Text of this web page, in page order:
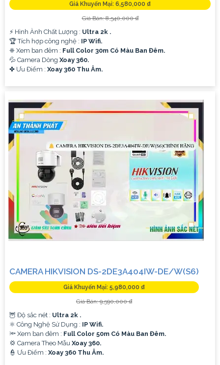
Giá Khuyến Mại: 6,580,000 ₫
Giá Bán: 8,540,000 ₫
️⚡ Hình Ành Chất Lượng : Ultra 2k .
🏆 Tích hợp công nghệ : IP Wifi.
❈ Xem ban đêm : Full Color 30m Có Màu Ban Đêm.
💦 Camera Dòng Xoay 360.
️✤ Ưu Điểm : Xoay 360 Thu Âm.
CAMERA HIKVISION DS-2DE3A404IW-DE/W(S6)
Giá Khuyến Mại: 5,980,000 ₫
Giá Bán: 9,590,000 ₫
🦉 Độ sắc nét : Ultra 2k .
⚛️ Công Nghệ Sử Dụng : IP Wifi.
🔦 Xem ban đêm : Full Color 50m Có Màu Ban Đêm.
💢 Camera Theo Mẫu Xoay 360.
️👮 Ưu Điểm : Xoay 360 Thu Âm.